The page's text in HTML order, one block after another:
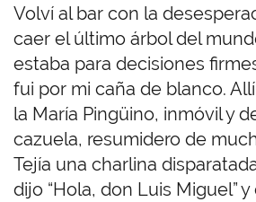
Volví al bar con la
caer el último árbol del
estaba para decisiones
fui por mi caña de blanco.
la María Pingüino, inmóvil y
cazuela, resumidero de
Tejía una charlina
dijo “Hola, don Luis Miguel”